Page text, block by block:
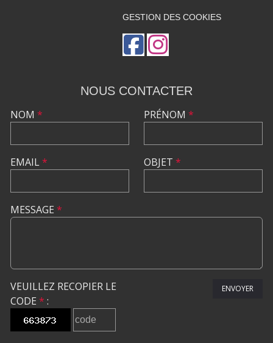
GESTION DES COOKIES
NOUS CONTACTER
NOM *
EMAIL*
PRÉNOM *
OBJET *
MESSAGE *
VEUILLEZ RECOPIER LE
CODE * :
ENVOYER